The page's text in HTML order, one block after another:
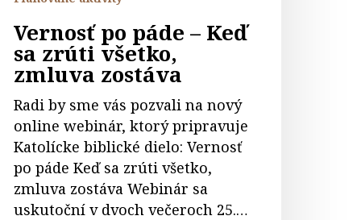
Vernosť po páde – Keď
sa zrúti všetko,
zmluva zostáva
Radi by sme vás pozvali na nový
online webinár, ktorý pripravuje
Katolícke biblické dielo: Vernosť
po páde Keď sa zrúti všetko,
zmluva zostáva Webinár sa
uskutoční v dvoch večeroch 25.…